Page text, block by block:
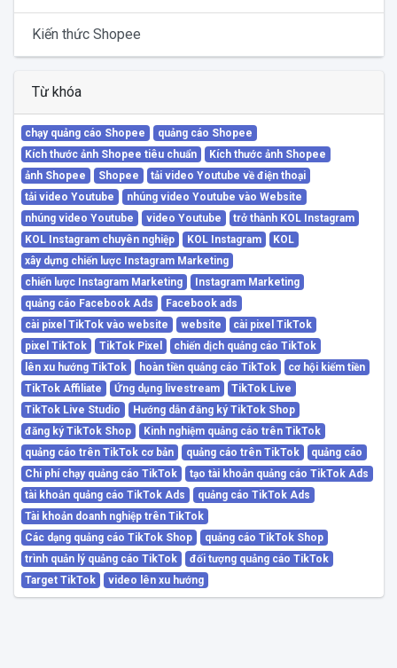
Kiến thức Shopee
Từ khóa
chạy quảng cáo Shopee
quảng cáo Shopee
Kích thước ảnh Shopee tiêu chuẩn
Kích thước ảnh Shopee
ảnh Shopee
Shopee
tải video Youtube về điện thoại
tải video Youtube
nhúng video Youtube vào Website
nhúng video Youtube
video Youtube
trở thành KOL Instagram
KOL Instagram chuyên nghiệp
KOL Instagram
KOL
xây dựng chiến lược Instagram Marketing
chiến lược Instagram Marketing
Instagram Marketing
quảng cáo Facebook Ads
Facebook ads
cài pixel TikTok vào website
website
cài pixel TikTok
pixel TikTok
TikTok Pixel
chiến dịch quảng cáo TikTok
lên xu hướng TikTok
hoàn tiền quảng cáo TikTok
cơ hội kiếm tiền
TikTok Affiliate
Ứng dụng livestream
TikTok Live
TikTok Live Studio
Hướng dẫn đăng ký TikTok Shop
đăng ký TikTok Shop
Kinh nghiệm quảng cáo trên TikTok
quảng cáo trên TikTok cơ bản
quảng cáo trên TikTok
quảng cáo
Chi phí chạy quảng cáo TikTok
tạo tài khoản quảng cáo TikTok Ads
tài khoản quảng cáo TikTok Ads
quảng cáo TikTok Ads
Tài khoản doanh nghiệp trên TikTok
Các dạng quảng cáo TikTok Shop
quảng cáo TikTok Shop
trình quản lý quảng cáo TikTok
đối tượng quảng cáo TikTok
Target TikTok
video lên xu hướng